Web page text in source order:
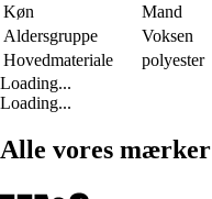
Køn
Mand
Aldersgruppe
Voksen
Hovedmateriale
polyester
Loading...
Loading...
Alle vores mærker